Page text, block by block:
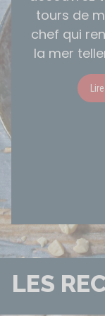
tours de
chef qui
la mer
LES